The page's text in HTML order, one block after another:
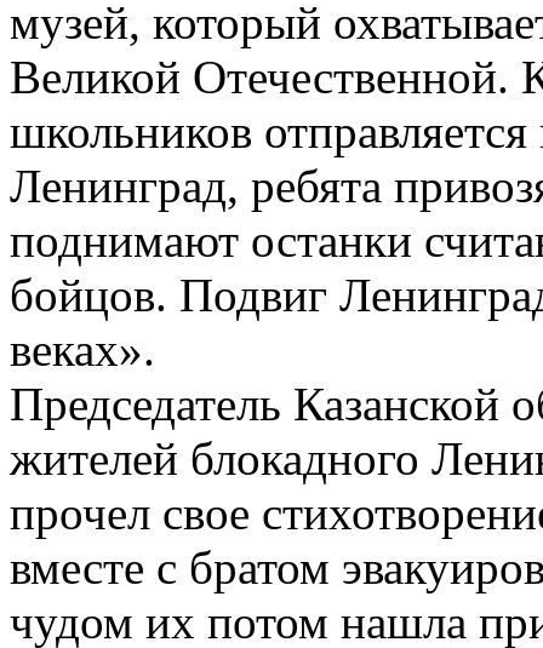
музей, который
Великой Отечественной.
школьников
Ленинград, ребята
поднимают останки
бойцов. Подвиг
веках».
Председатель Казанской
жителей блокадного
прочел свое
вместе с братом
чудом их потом нашла